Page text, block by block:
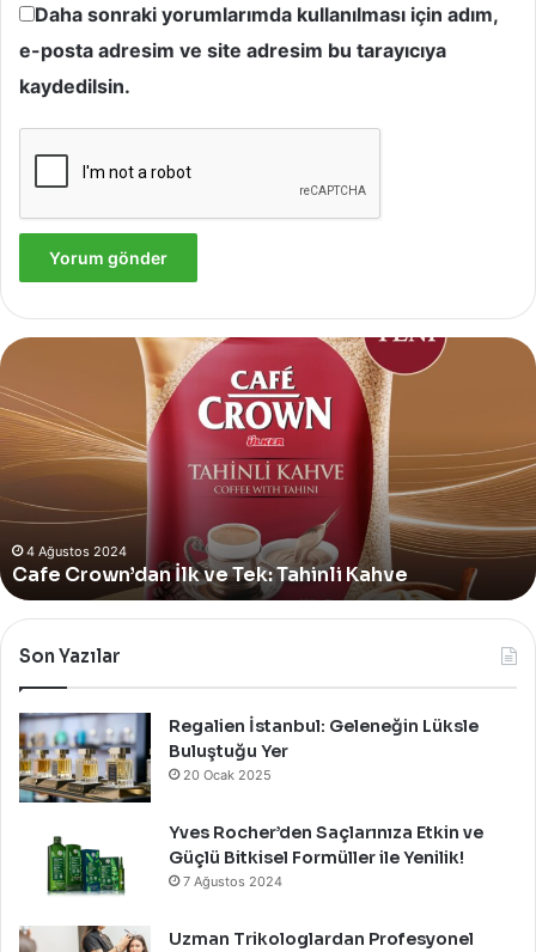
Daha sonraki yorumlarımda kullanılması için adım,
e-posta adresim ve site adresim bu tarayıcıya
kaydedilsin.
Yves
Rocher,
Momo
Bodrum’da
Yer
Alan
Yeni
Summer
Pop-
Up
Mağazasını
Özel
Bir
Kutladı!
Yves Rocher, Momo Bodrum’da Yer Alan Yeni
Summer Pop-Up Mağazasını Özel Bir Davet İle
Kutladı!
Son Yazılar
Regalien İstanbul: Geleneğin Lüksle
Buluştuğu Yer
20 Ocak 2025
Yves Rocher’den Saçlarınıza Etkin ve
Güçlü Bitkisel Formüller ile Yenilik!
7 Ağustos 2024
Uzman Trikologlardan Profesyonel